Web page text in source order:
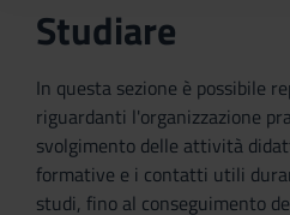
Studiare
In questa sezione è possibile
riguardanti l'organizzazione
svolgimento delle attività
formative e i contatti utili
studi, fino al conseguimento